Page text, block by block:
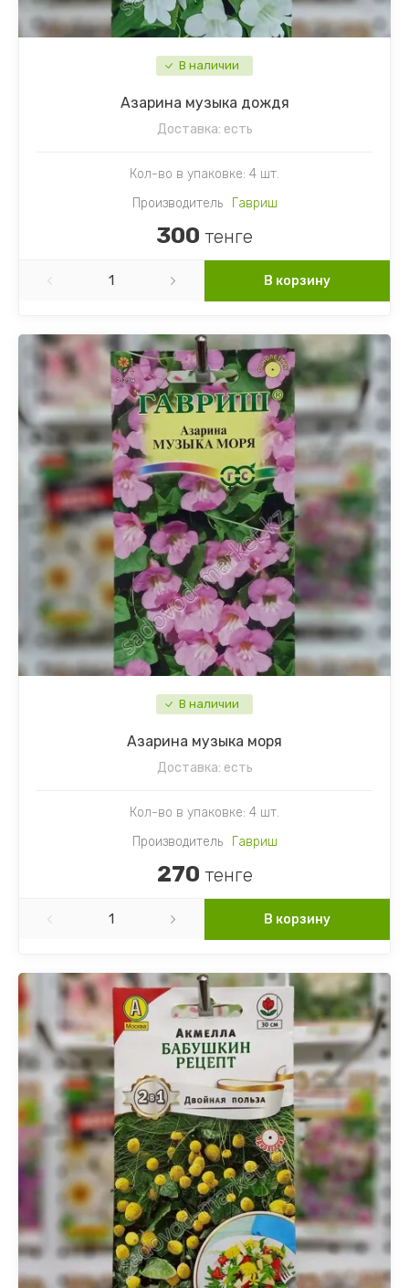
В наличии
Азарина музыка дождя
Доставка: есть
Кол-во в упаковке: 4 шт.
Производитель
Гавриш
300 тенге
В корзину
В наличии
Азарина музыка моря
Доставка: есть
Кол-во в упаковке: 4 шт.
Производитель
Гавриш
270 тенге
В корзину